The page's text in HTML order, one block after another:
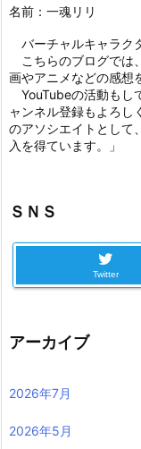
名前：一魂リリ
バーチャルキャラク
こちらのブログでは
画やアニメなどの感想
YouTubeの活動もし
ャンネル登録もよろし
のアソシエイトとして
入を得ています。」
ＳＮＳ
Twitter
アーカイブ
2026年7月
2026年5月